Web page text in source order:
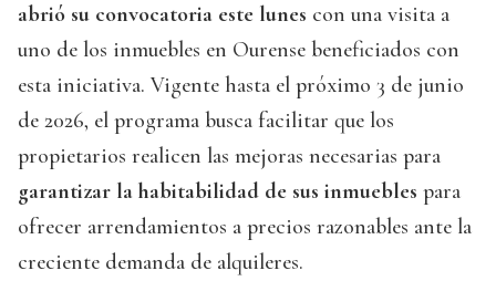
abrió su convocatoria este lunes con una visita a
uno de los inmuebles en Ourense beneficiados con
esta iniciativa. Vigente hasta el próximo 3 de junio
de 2026, el programa busca facilitar que los
propietarios realicen las mejoras necesarias para
garantizar la habitabilidad de sus inmuebles para
ofrecer arrendamientos a precios razonables ante la
creciente demanda de alquileres.